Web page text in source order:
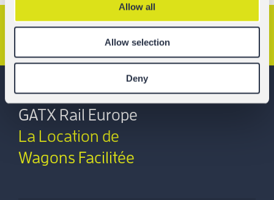
Allow all
Allow selection
Deny
GATX Rail Europe
La Location de
Wagons Facilitée